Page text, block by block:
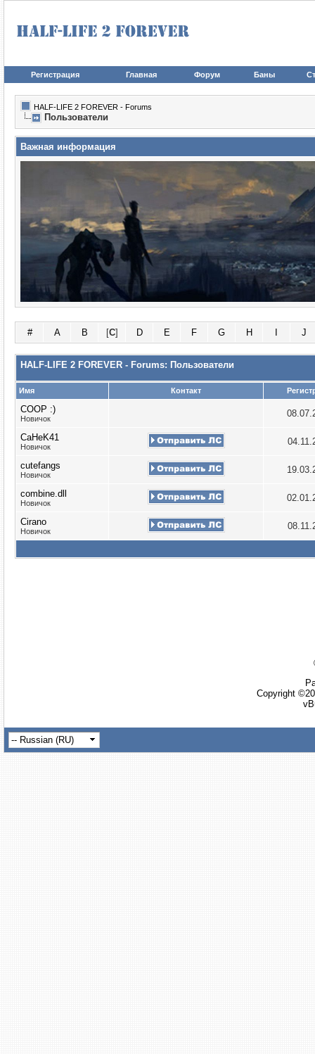
Регистрация Главная Форум Баны
HALF-LIFE 2 FOREVER - Forums
Пользователи
Важная информация
# A B [C] D E F G H J
HALF-LIFE 2 FOREVER - Forums: Пользователи
Имя Контакт
COOP :)
Новичок
CaHeK41
Новичок
cutefangs
Новичок
combine.dll
Новичок
Cirano
Новичок
Copyright